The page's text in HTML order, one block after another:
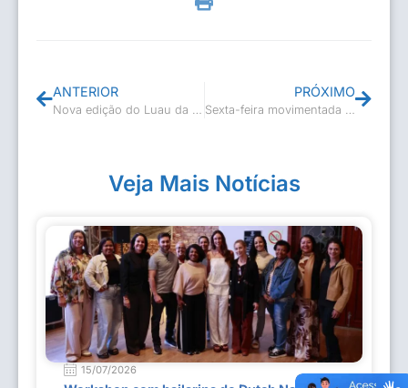
ANTERIOR
Nova edição do Luau da Cultura
PRÓXIMO
Sexta-feira movimentada com o projeto Talentos do Poeta
Veja Mais Notícias
15/07/2026